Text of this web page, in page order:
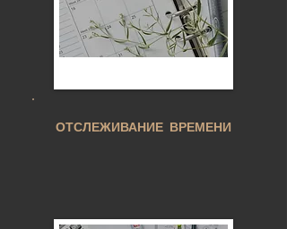
ОТСЛЕЖИВАНИЕ ВРЕМЕНИ